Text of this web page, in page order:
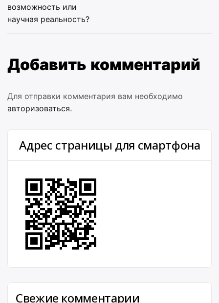
возможность или
научная реальность?
Добавить комментарий
Для отправки комментария вам необходимо
авторизоваться.
Адрес страницы для смартфона
Свежие комментарии